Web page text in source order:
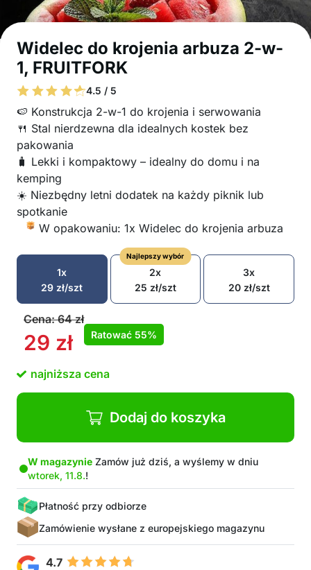
Widelec do krojenia arbuza 2-w-
1, FRUITFORK
4.5 / 5
🍉 Konstrukcja 2-w-1 do krojenia i serwowania
🍴 Stal nierdzewna dla idealnych kostek bez
pakowania
🧳 Lekki i kompaktowy – idealny do domu i na
kemping
☀️ Niezbędny letni dodatek na każdy piknik lub
spotkanie
W opakowaniu: 1x Widelec do krojenia arbuza
1x
29 zł/szt
Najlepszy wybór
2x
25 zł/szt
3x
20 zł/szt
Cena:64zł
29 zł Ratować 55%
najniższa cena
Dodaj do koszyka
W magazynie Zamów już dziś, a wyślemy w dniu
wtorek, 11.8.!
Płatność przy odbiorze
Zamówienie wysłane z europejskiego magazynu
4.7